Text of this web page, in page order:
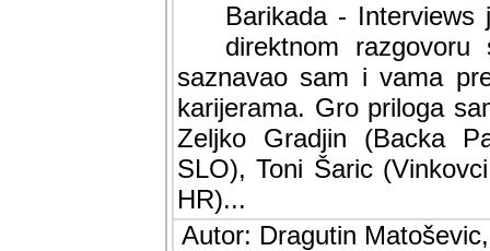
Barikada -
direktnom
saznavao sam i vama
karijerama. Gro priloga
Zeljko Gradjin (Backa
SLO), Toni Šaric
HR)...
Autor: Dragutin